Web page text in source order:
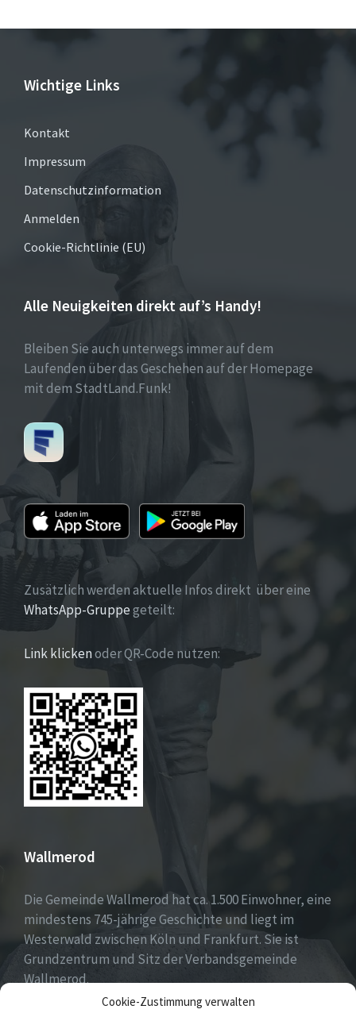
Cookie-Zustimmung verwalten
Wichtige Links
Kontakt
Impressum
Datenschutzinformation
Anmelden
Cookie-Richtlinie (EU)
Alle Neuigkeiten direkt auf’s Handy!
Bleiben Sie auch unterwegs immer auf dem
Laufenden über das Geschehen auf der Homepage
mit dem StadtLand.Funk!
Zusätzlich werden aktuelle Infos direkt über eine
WhatsApp-Gruppegeteilt:
Link klickenoder QR-Code nutzen:
Wallmerod
Die Gemeinde Wallmerod hat ca. 1.500 Einwohner, eine
mindestens 745-jährige Geschichte und liegt im
Westerwald zwischen Köln und Frankfurt. Sie ist
Grundzentrum und Sitz der Verbandsgemeinde
Wallmerod.